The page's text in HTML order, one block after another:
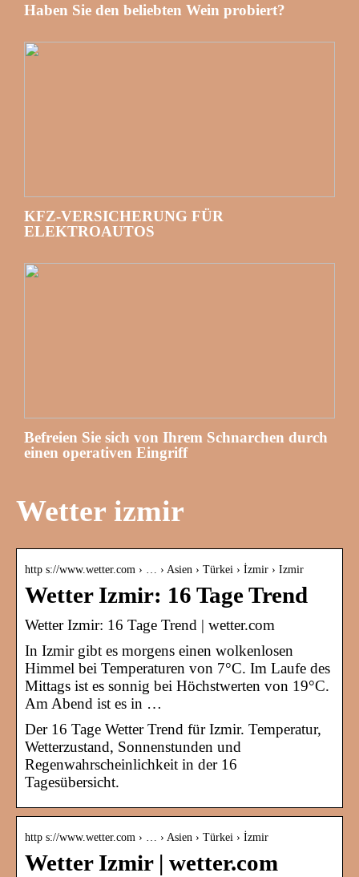
Haben Sie den beliebten Wein probiert?
KFZ-VERSICHERUNG FÜR
ELEKTROAUTOS
Befreien Sie sich von Ihrem Schnarchen durch
einen operativen Eingriff
Wetter izmir
http s://www.wetter.com › … › Asien › Türkei › İzmir › Izmir
Wetter Izmir: 16 Tage Trend
Wetter Izmir: 16 Tage Trend | wetter.com
In Izmir gibt es morgens einen wolkenlosen
Himmel bei Temperaturen von 7°C. Im Laufe des
Mittags ist es sonnig bei Höchstwerten von 19°C.
Am Abend ist es in …
Der 16 Tage Wetter Trend für Izmir. Temperatur,
Wetterzustand, Sonnenstunden und
Regenwahrscheinlichkeit in der 16
Tagesübersicht.
http s://www.wetter.com › … › Asien › Türkei › İzmir
Wetter Izmir | wetter.com